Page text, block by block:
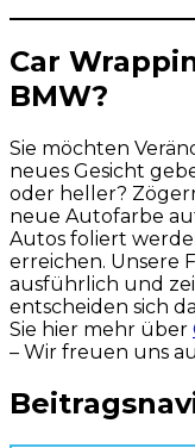
Car
BMW?
Sie möchten
neues Gesicht
oder heller?
neue Autofarbe
Autos foliert
erreichen. Unsere
ausführlich und
entscheiden sich
Sie hier mehr über
– Wir freuen uns